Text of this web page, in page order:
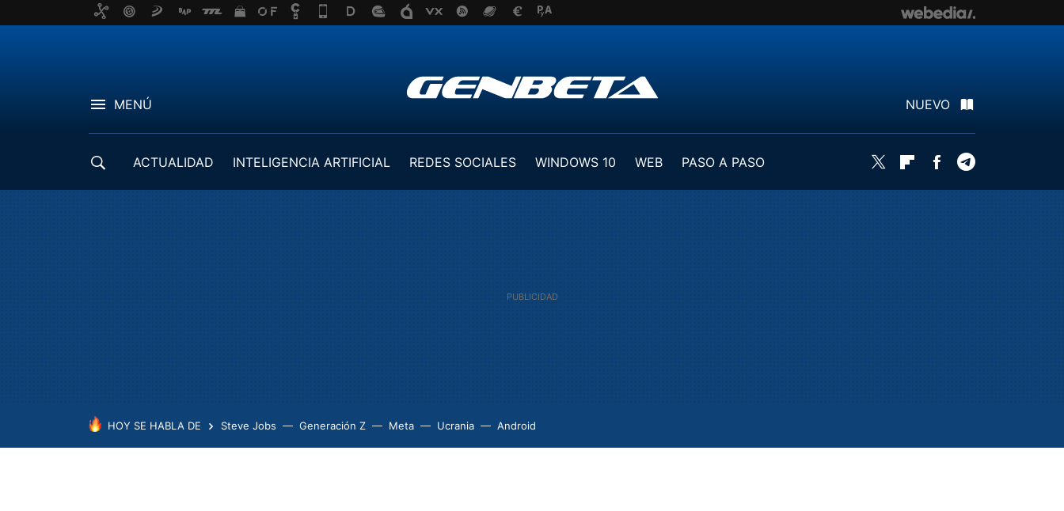
MENÚ NUEVO
ACTUALIDAD INTELIGENCIA ARTIFICIAL REDES SOCIALES WINDOWS 10 WEB
PASO A PASO
Twitter FlipboardFacebook
HOY SE HABLA DE Steve Jobs Generación Z Meta Ucrania Android